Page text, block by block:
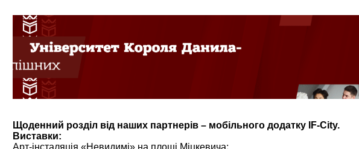
Щоденний розділ від наших партнерів – мобільного додатку IF-City.
Виставки:
Арт-інсталяція «Невидимі» на площі Міцкевича;